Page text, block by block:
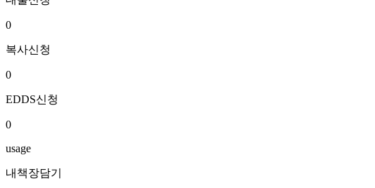
0
복사신청
0
EDDS신청
0
usage
내책장담기